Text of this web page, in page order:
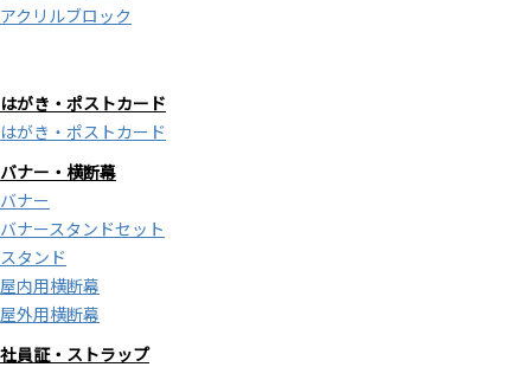
アクリルブロック
はがき・ポストカード
はがき・ポストカード
バナー・横断幕
バナー
バナースタンドセット
スタンド
屋内用横断幕
屋外用横断幕
社員証・ストラップ